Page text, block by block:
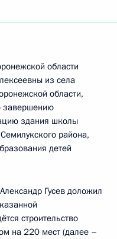
области
из села
области,
завершению
здания школы
района,
детей
Гусев доложил
строительство
на 220 мест (далее –